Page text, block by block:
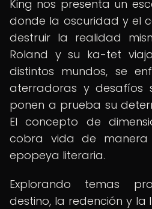
King nos presenta un
donde la oscuridad y el
destruir la realidad
Roland y su ka-tet
distintos mundos, se
aterradoras y desafíos
ponen a prueba su
El concepto de
cobra vida de manera
epopeya literaria.
Explorando temas
destino, la redención y la